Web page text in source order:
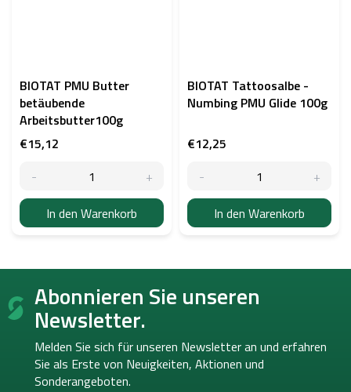
BIOTAT PMU Butter
betäubende
Arbeitsbutter100g
€15,12
In den Warenkorb
BIOTAT Tattoosalbe -
Numbing PMU Glide 100g
€12,25
In den Warenkorb
F
ß Abonnieren Sie unseren
Newsletter.
Melden Sie sich für unseren Newsletter an und erfahren
Sie als Erste von Neuigkeiten, Aktionen und
Sonderangeboten.